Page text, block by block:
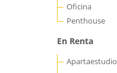
Oficina
Penthouse
En Renta
Apartaestudio